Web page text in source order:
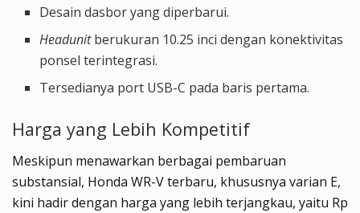
Desain dasbor yang diperbarui.
Headunitberukuran 10.25 inci dengan konektivitas
ponsel terintegrasi.
Tersedianya port USB-C pada baris pertama.
Harga yang Lebih Kompetitif
Meskipun menawarkan berbagai pembaruan
substansial, Honda WR-V terbaru, khususnya varian E,
kini hadir dengan harga yang lebih terjangkau, yaitu Rp